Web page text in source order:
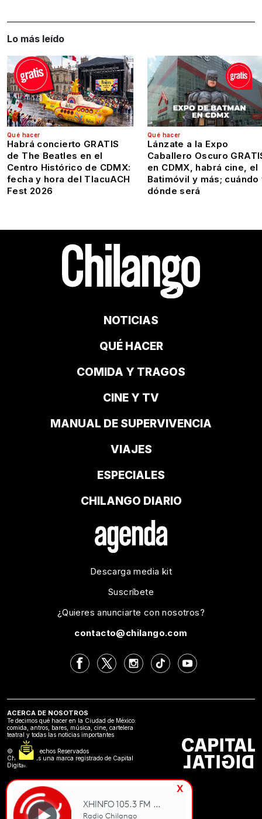
Lo más leído
Qué hacer
Habrá concierto GRATIS
de The Beatles en el
Centro Histórico de CDMX:
fecha y hora del TlacuACH
Fest 2026
Qué hacer
Lánzate a la Expo
Caballero Oscuro
en CDMX, habrá cine, el
Batimóvil y más; cuándo
dónde será
NOTICIAS
QUÉ HACER
COMIDA Y TRAGOS
CINE Y TV
MANUAL DE SUPERVIVENCIA
VIAJES
ESPECIALES
CHILANGO DIARIO
Descarga media kit
Suscríbete
¿Quieres anunciarte con nosotros?
contacto@chilango.com
ACERCA DE NOSOTROS
Te decimos qué hacer en la Ciudad de México:
comida, antros, bares, música, cine, cartelera
teatral y todas las noticias importantes
©2024 Derechos Reservados
Chilango es una marca registrado de Capital
Digital.
x